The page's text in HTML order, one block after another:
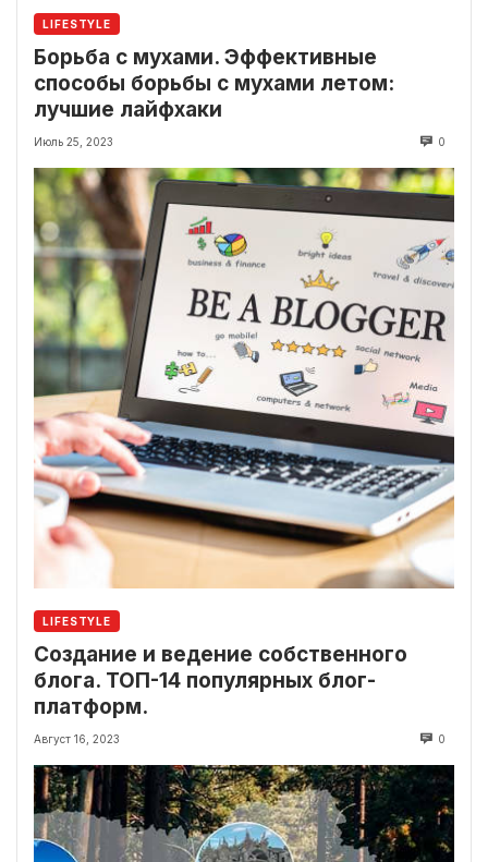
LIFESTYLE
Борьба с мухами. Эффективные
способы борьбы с мухами летом:
лучшие лайфхаки
Июль 25, 2023 0
LIFESTYLE
Создание и ведение собственного
блога. ТОП-14 популярных блог-
платформ.
Август 16, 2023 0